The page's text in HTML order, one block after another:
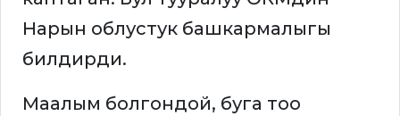
Нарын облустук башкармалыгы
билдирди.
Маалым болгондой, буга тоо